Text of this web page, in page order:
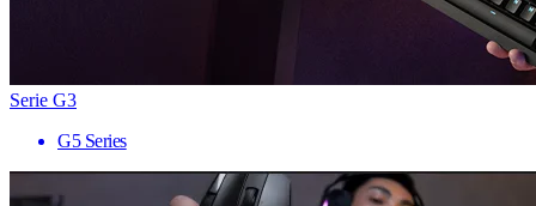
Serie G3
G5 Series